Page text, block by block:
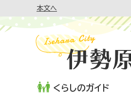
本文へ
くらしのガイド